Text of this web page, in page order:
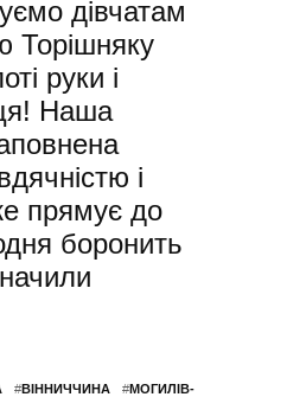
дівчатам
Торішняку
руки і
Наша
і
прямує до
боронить
#ВІННИЧЧИНА #МОГИЛІВ-